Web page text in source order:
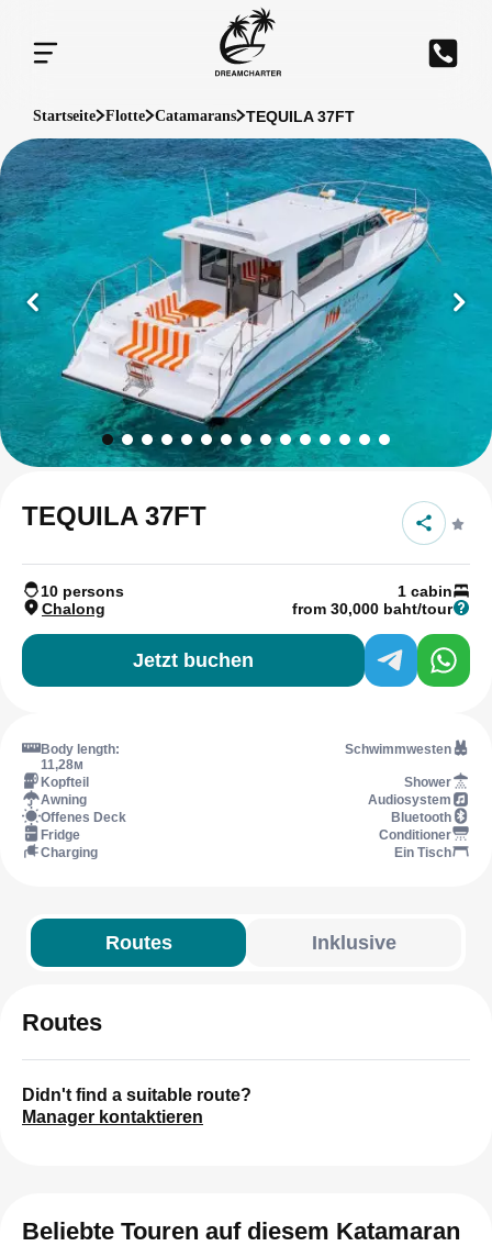
Startseite Flotte Catamarans TEQUILA 37FT
TEQUILA 37FT
10 persons
1 cabin
Chalong
from 30,000 baht/tour
Jetzt buchen
Body length:
11,28м
Schwimmwesten
Kopfteil
Shower
Awning
Audiosystem
Offenes Deck
Bluetooth
Fridge
Conditioner
Charging
Ein Tisch
Routes Inklusive
Routes
Didn't find a suitable route?
Manager kontaktieren
Beliebte Touren auf diesem Katamaran